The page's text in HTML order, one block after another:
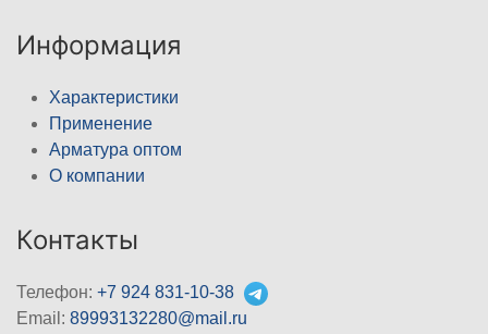
Информация
Характеристики
Применение
Арматура оптом
О компании
Контакты
Телефон: +7 924 831-10-38
Email: 89993132280@mail.ru